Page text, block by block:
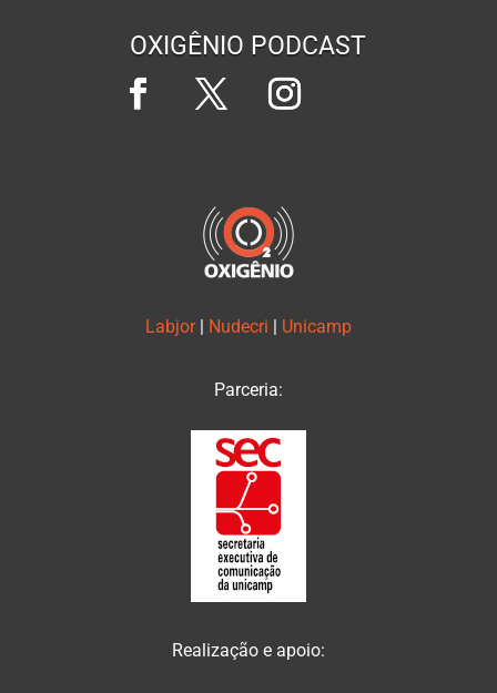
OXIGÊNIO PODCAST
Labjor | Nudecri | Unicamp
Parceria:
Realização e apoio: